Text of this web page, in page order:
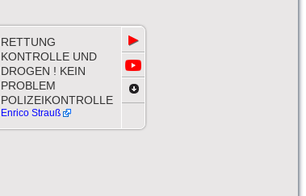
RETTUNG
KONTROLLE UND
DROGEN ! KEIN
PROBLEM
POLIZEIKONTROLLE
Enrico Strauß
▶